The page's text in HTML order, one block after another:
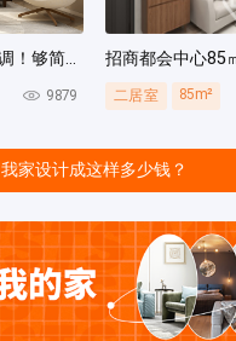
这对夫妻的家好有格调！够简洁还复古，好打扫卫生太贴心~
9879 二居室 85m²
我家设计成这样多少钱？